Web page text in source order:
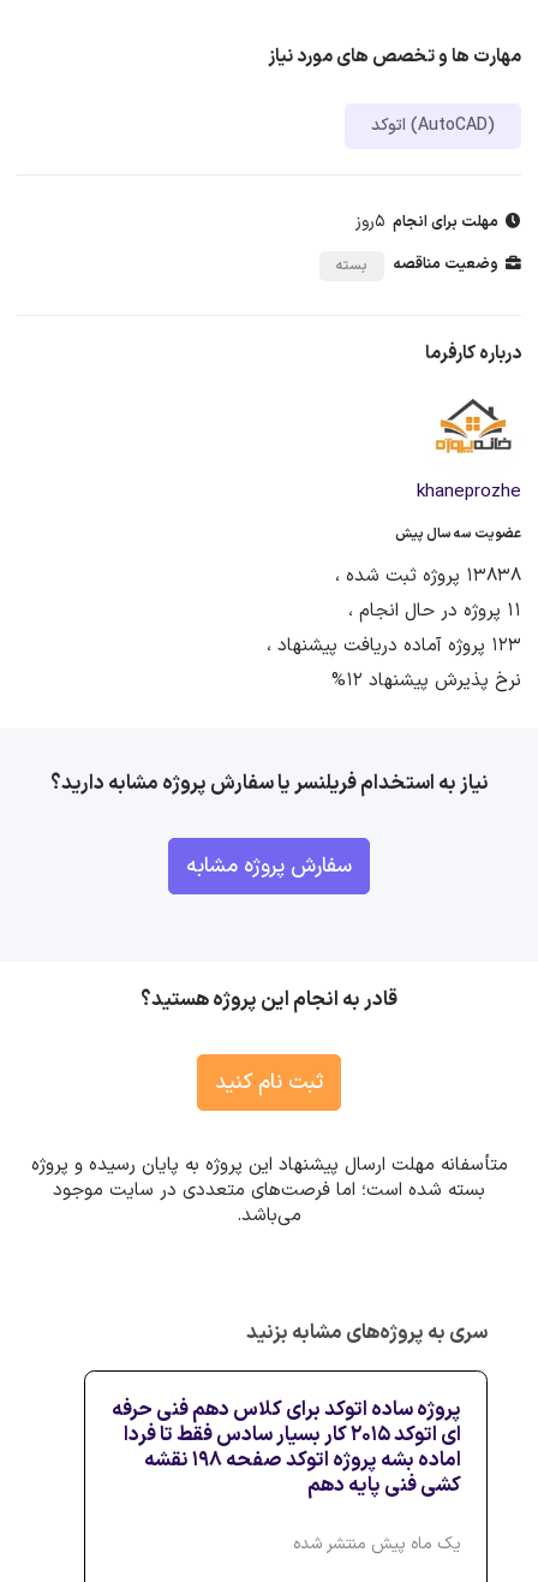
مهارت ها و تخصص های مورد نیاز
اتوکد (AutoCAD)
مهلت برای انجام 5روز
وضعیت مناقصه بسته
درباره کارفرما
khaneprozhe
عضویت سه سال پیش
13838 پروژه ثبت شده ،
11 پروژه در حال انجام ،
123 پروژه آماده دریافت پیشنهاد ،
نرخ پذیرش پیشنهاد 12%
نیاز به استخدام فریلنسر یا سفارش پروژه مشابه دارید؟
سفارش پروژه مشابه
قادر به انجام این پروژه هستید؟
ثبت نام کنید
متأسفانه مهلت ارسال پیشنهاد این پروژه به پایان رسیده و پروژه
بسته شده است؛ اما فرصت‌های متعددی در سایت موجود
می‌باشد.
سری به پروژه‌های مشابه بزنید
پروژه ساده اتوکد برای کلاس دهم فنی حرفه
ای اتوکد ۲۰۱۵ کار بسیار سادس فقط تا فردا
اماده بشه پروژه اتوکد صفحه ۱۹۸ نقشه
کشی فنی پایه دهم
یک ماه پیش منتشر شده